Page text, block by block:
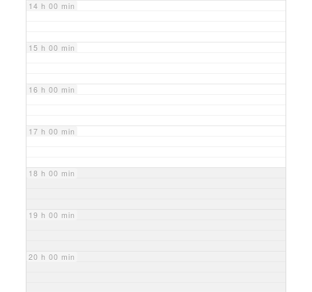
14 h 00 min
15 h 00 min
16 h 00 min
17 h 00 min
18 h 00 min
19 h 00 min
20 h 00 min